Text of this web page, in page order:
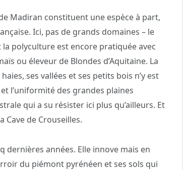
Madiran constituent une espèce à part,
Ici, pas de grands domaines – le
polyculture est encore pratiquée avec
ou éleveur de Blondes d’Aquitaine. La
ses vallées et ses petits bois n’y est
l’uniformité des grandes plaines
qui a su résister ici plus qu’ailleurs. Et
Cave de Crouseilles.
dernières années. Elle innove mais en
du piémont pyrénéen et ses sols qui